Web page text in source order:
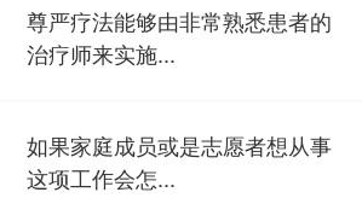
尊严疗法能够由非常熟悉患者的
治疗师来实施...
如果家庭成员或是志愿者想从事
这项工作会怎...